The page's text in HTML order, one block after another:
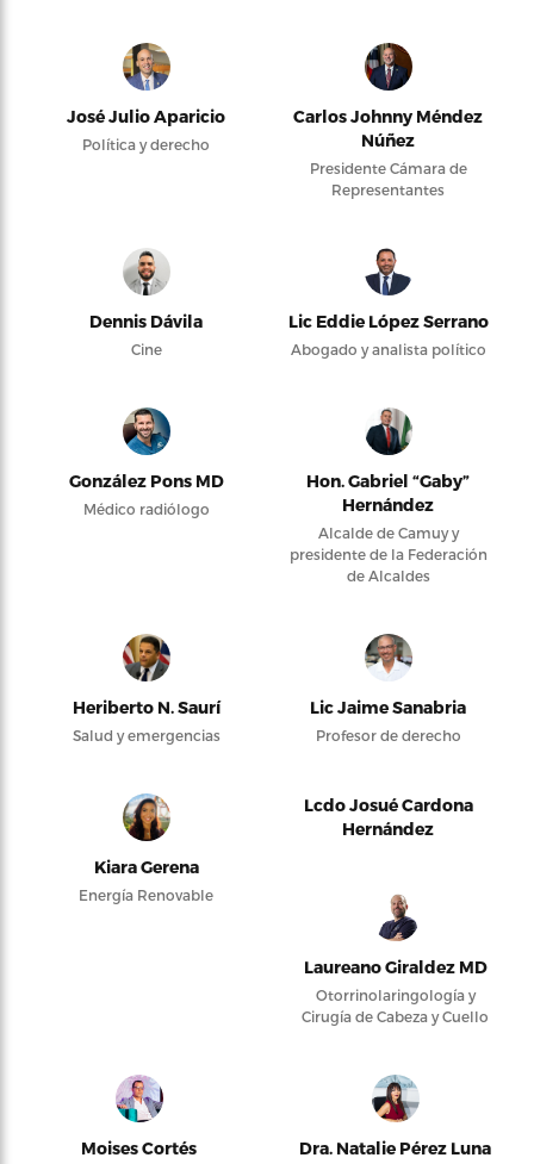
José Julio Aparicio
Política y derecho
Carlos Johnny Méndez
Núñez
Presidente Cámara de
Representantes
Dennis Dávila
Cine
Lic Eddie López Serrano
Abogado y analista político
González Pons MD
Médico radiólogo
Hon. Gabriel “Gaby”
Hernández
Alcalde de Camuy y
presidente de la Federación
de Alcaldes
Heriberto N. Saurí
Salud y emergencias
Lic Jaime Sanabria
Profesor de derecho
Kiara Gerena
Energía Renovable
Lcdo Josué Cardona
Hernández
Laureano Giraldez MD
Otorrinolaringología y
Cirugía de Cabeza y Cuello
Moises Cortés Dra. Natalie Pérez Luna